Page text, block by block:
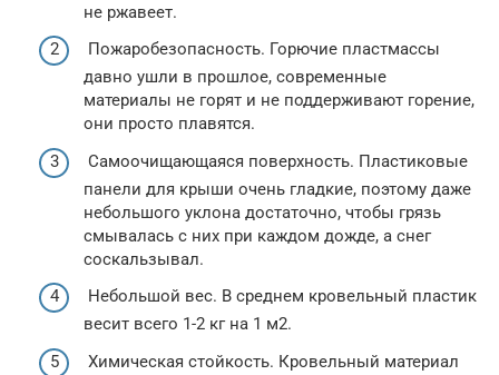
не ржавеет.
Пожаробезопасность. Горючие пластмассы
давно ушли в прошлое, современные
материалы не горят и не поддерживают горение,
они просто плавятся.
Самоочищающаяся поверхность. Пластиковые
панели для крыши очень гладкие, поэтому даже
небольшого уклона достаточно, чтобы грязь
смывалась с них при каждом дожде, а снег
соскальзывал.
Небольшой вес. В среднем кровельный пластик
весит всего 1-2 кг на 1 м2.
Химическая стойкость. Кровельный материал